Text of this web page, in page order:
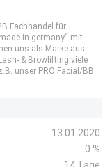
Fachhandel für
in germany“ mit
uns als Marke aus.
& Browlifting viele
unser PRO Facial/BB
13.01.2020
0 %